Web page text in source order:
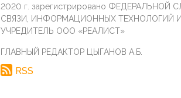
2020 г. зарегистрировано
СВЯЗИ, ИНФОРМАЦИОННЫХ ТЕХНОЛОГИЙ
УЧРЕДИТЕЛЬ ООО «РЕАЛИСТ»
ГЛАВНЫЙ РЕДАКТОР ЦЫГАНОВ А.Б.
RSS